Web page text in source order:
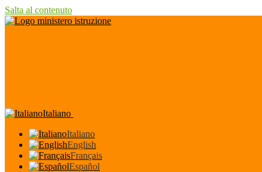
Salta al contenuto
Italiano
Italiano
English
Français
Español